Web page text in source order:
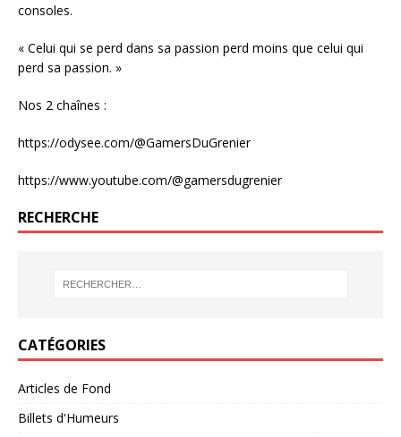
consoles.
« Celui qui se perd dans sa passion perd moins que celui qui
perd sa passion. »
Nos 2 chaînes :
https://odysee.com/@GamersDuGrenier
https://www.youtube.com/@gamersdugrenier
RECHERCHE
CATÉGORIES
Articles de Fond
Billets d'Humeurs